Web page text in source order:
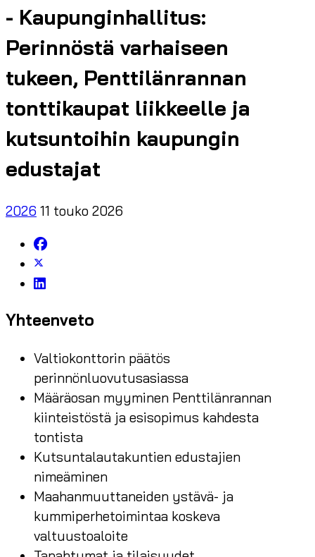
- Kaupunginhallitus:
Perinnöstä varhaiseen
tukeen, Penttilänrannan
tonttikaupat liikkeelle ja
kutsuntoihin kaupungin
edustajat
2026 11 touko 2026
Yhteenveto
Valtiokonttorin päätös
perinnönluovutusasiassa
Määräosan myyminen Penttilänrannan
kiinteistöstä ja esisopimus kahdesta
tontista
Kutsuntalautakuntien edustajien
nimeäminen
Maahanmuuttaneiden ystävä- ja
kummiperhetoimintaa koskeva
valtuustoaloite